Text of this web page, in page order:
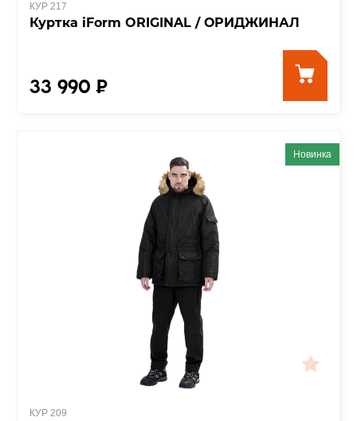
КУР 217
Куртка iForm ORIGINAL / ОРИДЖИНАЛ
33 990 ₽
Новинка
КУР 209